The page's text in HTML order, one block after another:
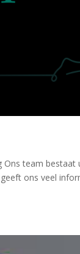
Ons team
ons veel